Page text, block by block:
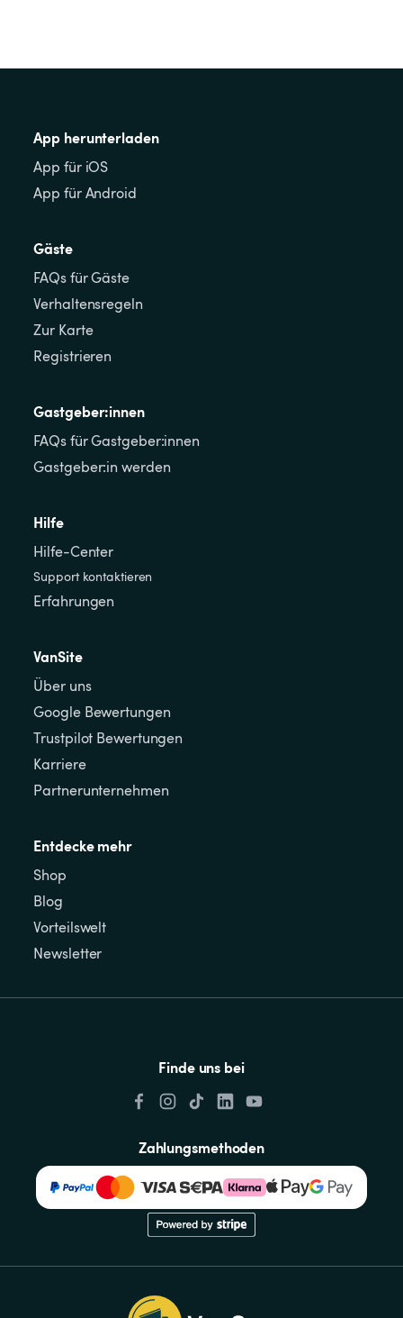
App herunterladen
App für iOS
App für Android
Gäste
FAQs für Gäste
Verhaltensregeln
Zur Karte
Registrieren
Gastgeber:innen
FAQs für Gastgeber:innen
Gastgeber:in werden
Hilfe
Hilfe-Center
Support kontaktieren
Erfahrungen
VanSite
Über uns
Google Bewertungen
Trustpilot Bewertungen
Karriere
Partnerunternehmen
Entdecke mehr
Shop
Blog
Vorteilswelt
Newsletter
Finde uns bei
Zahlungsmethoden